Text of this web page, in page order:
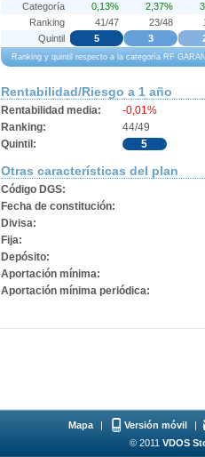
Ranking y quintil respecto a la categoría RF
Categoría
0,13% 2,37%
Ranking
41/47 23/48
Quintil
5 3
Rentabilidad/Riesgo a 1 año
Rentabilidad media:
-0,01%
Ranking:
44/49
Quintil:
5
Otras características del plan
Código DGS:
Fecha de constitución:
Divisa:
Fija:
Depósito:
Aportación mínima:
Aportación mínima periódica:
Mapa | Versión móvil |
© 2011 VDOS